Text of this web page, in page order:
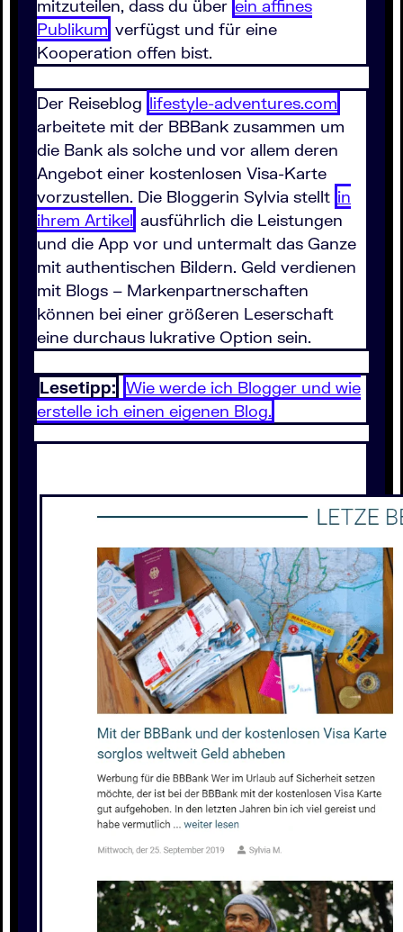
mitzuteilen, dass du über ein affines
Publikum verfügst und für eine
Kooperation offen bist.
Der Reiseblog lifestyle-adventures.com
arbeitete mit der BBBank zusammen um
die Bank als solche und vor allem deren
Angebot einer kostenlosen Visa-Karte
vorzustellen. Die Bloggerin Sylvia stellt in
ihrem Artikel ausführlich die Leistungen
und die App vor und untermalt das Ganze
mit authentischen Bildern. Geld verdienen
mit Blogs – Markenpartnerschaften
können bei einer größeren Leserschaft
eine durchaus lukrative Option sein.
Lesetipp: Wie werde ich Blogger und wie
erstelle ich einen eigenen Blog.